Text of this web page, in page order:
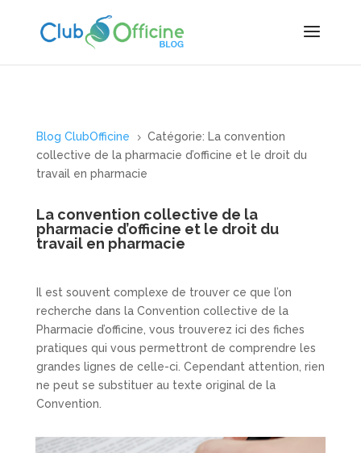
Blog ClubOfficine 5 Catégorie: La convention
collective de la pharmacie d’officine et le droit du
travail en pharmacie
La convention collective de la
pharmacie d’officine et le droit du
travail en pharmacie
Il est souvent complexe de trouver ce que l’on
recherche dans la Convention collective de la
Pharmacie d’officine, vous trouverez ici des fiches
pratiques qui vous permettront de comprendre les
grandes lignes de celle-ci. Cependant attention, rien
ne peut se substituer au texte original de la
Convention.